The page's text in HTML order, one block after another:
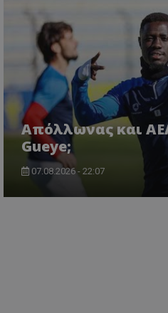
Απόλλωνας και
Gueye;
07.08.2026 - 22:07